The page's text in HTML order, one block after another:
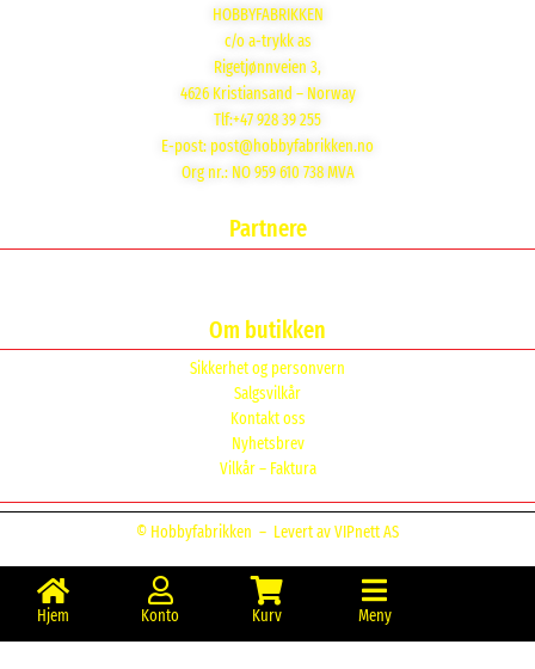
HOBBYFABRIKKEN
c/o a-trykk as
Rigetjønnveien 3,
4626 Kristiansand – Norway
Tlf:+47 928 39 255
E-post: post@hobbyfabrikken.no
Org nr.: NO 959 610 738 MVA
Partnere
Om butikken
Sikkerhet og personvern
Salgsvilkår
Kontakt oss
Nyhetsbrev
Vilkår – Faktura
© Hobbyfabrikken – Levert av VIPnett AS
Hjem Konto Kurv Meny